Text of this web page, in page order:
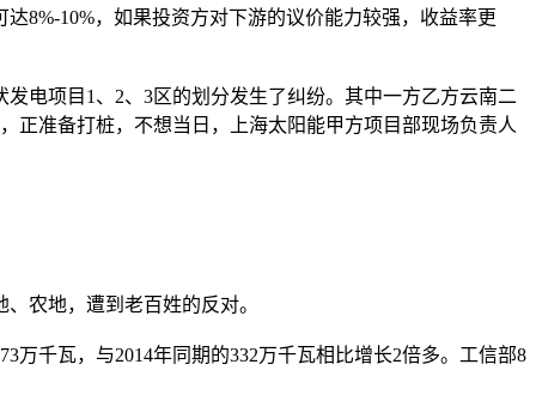
10%，如果投资方对下游的议价能力较强，收益率更
电项目1、2、3区的划分发生了纠纷。其中一方乙方云南二
正准备打桩，不想当日，上海太阳能甲方项目部现场负责人
农地，遭到老百姓的反对。
千瓦，与2014年同期的332万千瓦相比增长2倍多。工信部8